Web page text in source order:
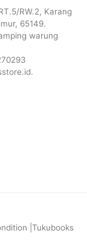
RW.2, Karang
65149.
warung
|Tukubooks